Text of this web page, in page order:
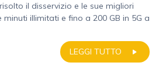
il disservizio e le sue migliori
illimitati e fino a 200 GB in 5G a
LEGGI TUTTO